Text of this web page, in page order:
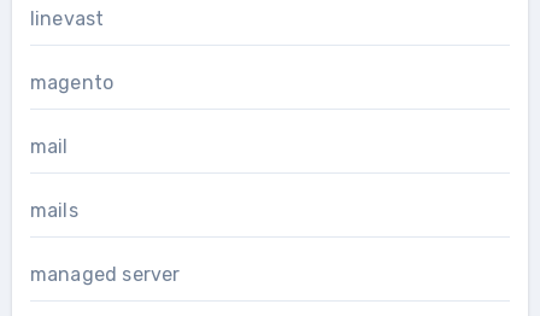
linevast
magento
mail
mails
managed server